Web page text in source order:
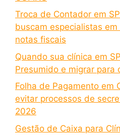
Troca de Contador em
buscam especialistas
notas fiscais
Quando sua clínica em
Presumido e migrar para
Folha de Pagamento em
evitar processos de
2026
Gestão de Caixa para